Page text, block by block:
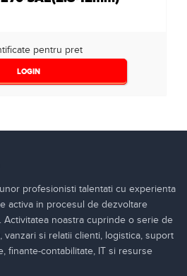
pentru pret
LOGIN
profesionisti talentati cu experienta
activa in procesul de dezvoltare
Activitatea noastra cuprinde o serie de
vanzari si relatii clienti, logistica, suport
finante-contabilitate, IT si resurse